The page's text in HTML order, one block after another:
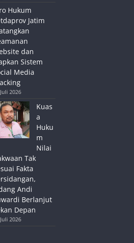
Hukum
Jatim
dan
Sistem
Media
2026
Kuas
a
Huku
m
Nilai
Tak
Fakta
Andi
Berlanjut
Depan
2026